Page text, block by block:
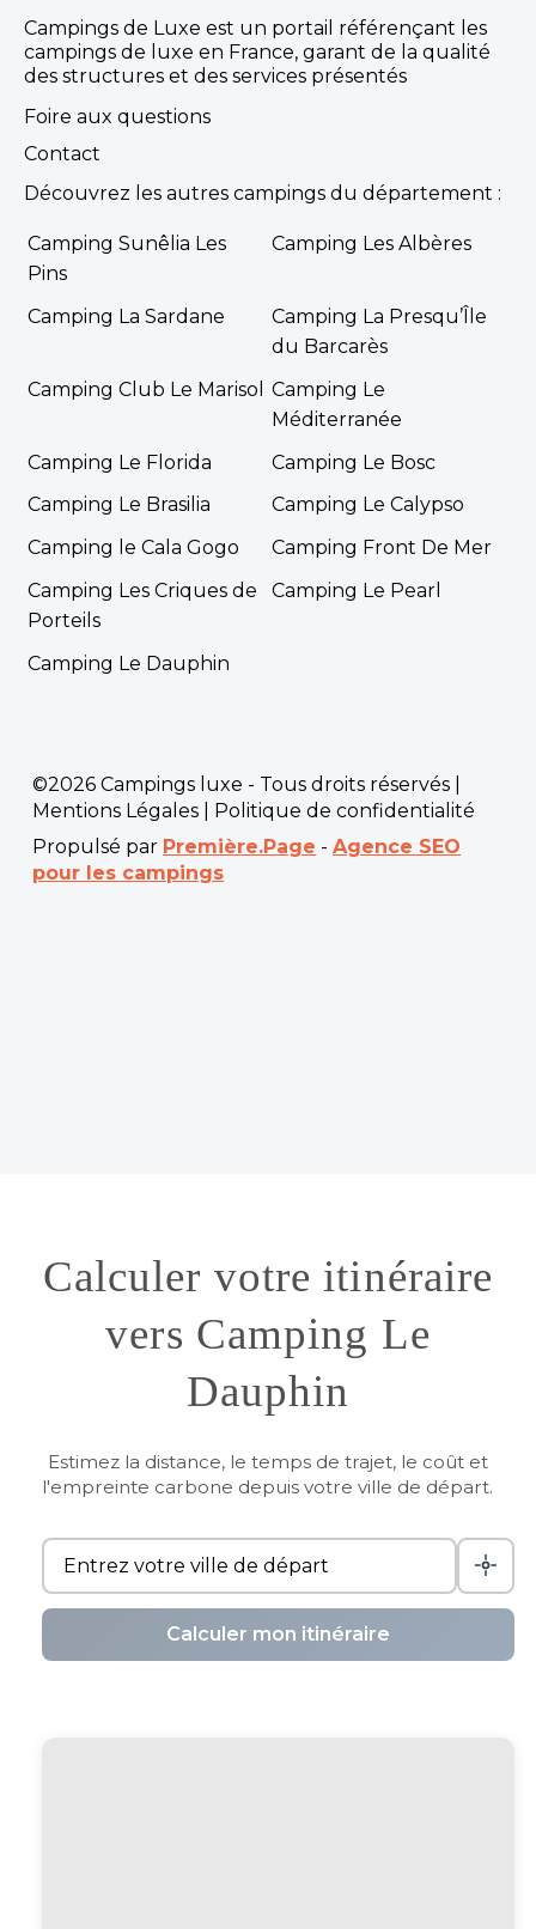
Campings de Luxe est un portail référençant les
campings de luxe en France, garant de la qualité
des structures et des services présentés
Foire aux questions
Contact
Découvrez les autres campings du département :
Camping Sunêlia Les
Pins
Camping Les Albères
Camping La Sardane
Camping La Presqu’Île
du Barcarès
Camping Club Le Marisol
Camping Le
Méditerranée
Camping Le Florida
Camping Le Bosc
Camping Le Brasilia
Camping Le Calypso
Camping le Cala Gogo
Camping Front De Mer
Camping Les Criques de
Porteils
Camping Le Pearl
Camping Le Dauphin
©2026 Campings luxe - Tous droits réservés |
Mentions Légales
Politique de confidentialité
Propulsé par Première.Page -Agence SEO
pour les campings
Calculer votre itinéraire
vers Camping Le
Dauphin
Estimez la distance, le temps de trajet, le coût et
l'empreinte carbone depuis votre ville de départ.
Calculer mon itinéraire